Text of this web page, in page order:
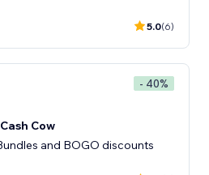
5.0(6)
- 40%
Cow
and BOGO discounts